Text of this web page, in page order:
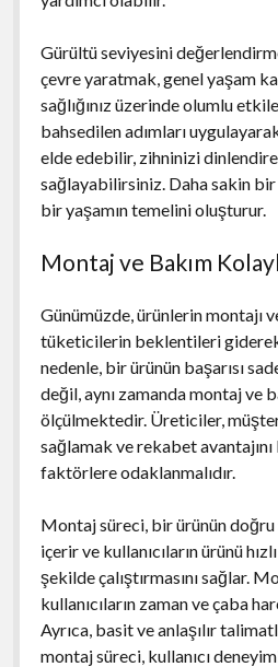
Gürültü seviyesini
çevre yaratmak, genel yaşam
sağlığınız üzerinde olumlu
bahsedilen adımları
elde edebilir, zihninizi
sağlayabilirsiniz. Daha sakin
bir yaşamın temelini oluşturur.
Montaj ve Bakım
Günümüzde, ürünlerin montajı
tüketicilerin beklentileri
nedenle, bir ürünün başarısı
değil, aynı zamanda montaj ve
ölçülmektedir. Üreticiler,
sağlamak ve rekabet
faktörlere odaklanmalıdır.
Montaj süreci, bir ürünün
içerir ve kullanıcıların ürünü
şekilde çalıştırmasını sağlar.
kullanıcıların zaman ve çaba
Ayrıca, basit ve anlaşılır
montaj süreci, kullanıcı